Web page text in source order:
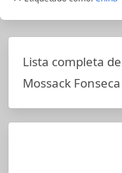
Lista completa
Mossack Fonseca